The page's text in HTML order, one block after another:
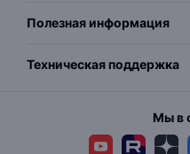
Полезная информация
Техническая поддержка
Мы в